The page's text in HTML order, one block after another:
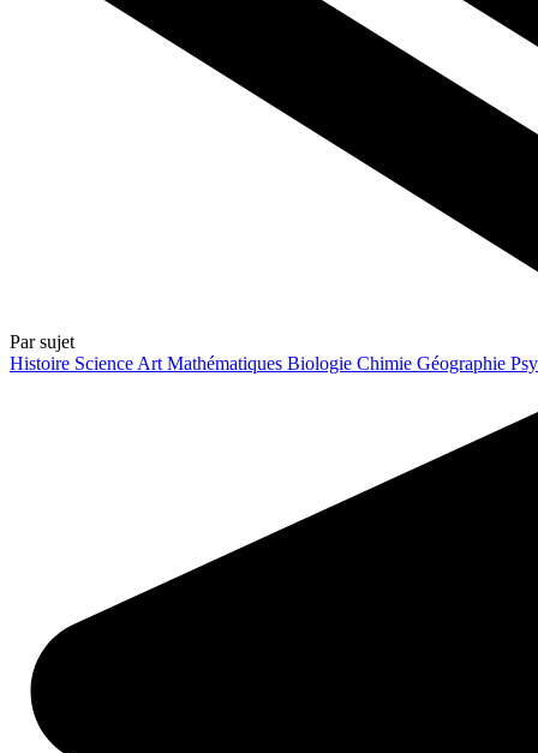
Par sujet
Histoire Science Art Mathématiques Biologie Chimie Géographie